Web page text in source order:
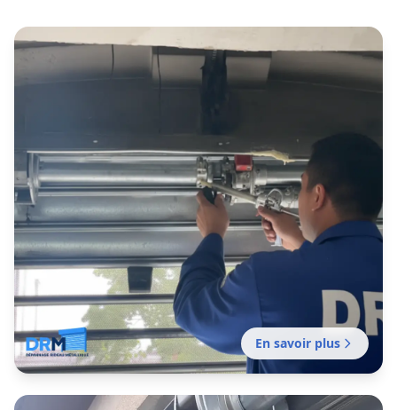
Entretien rideau métallique
En savoir plus